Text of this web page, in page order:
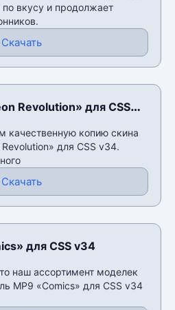
вкусу и продолжает
Скачать
Revolution» для CSS
качественную копию скина
для CSS v34.
Скачать
для CSS v34
наш ассортимент моделек
MP9 «Comics» для CSS v34